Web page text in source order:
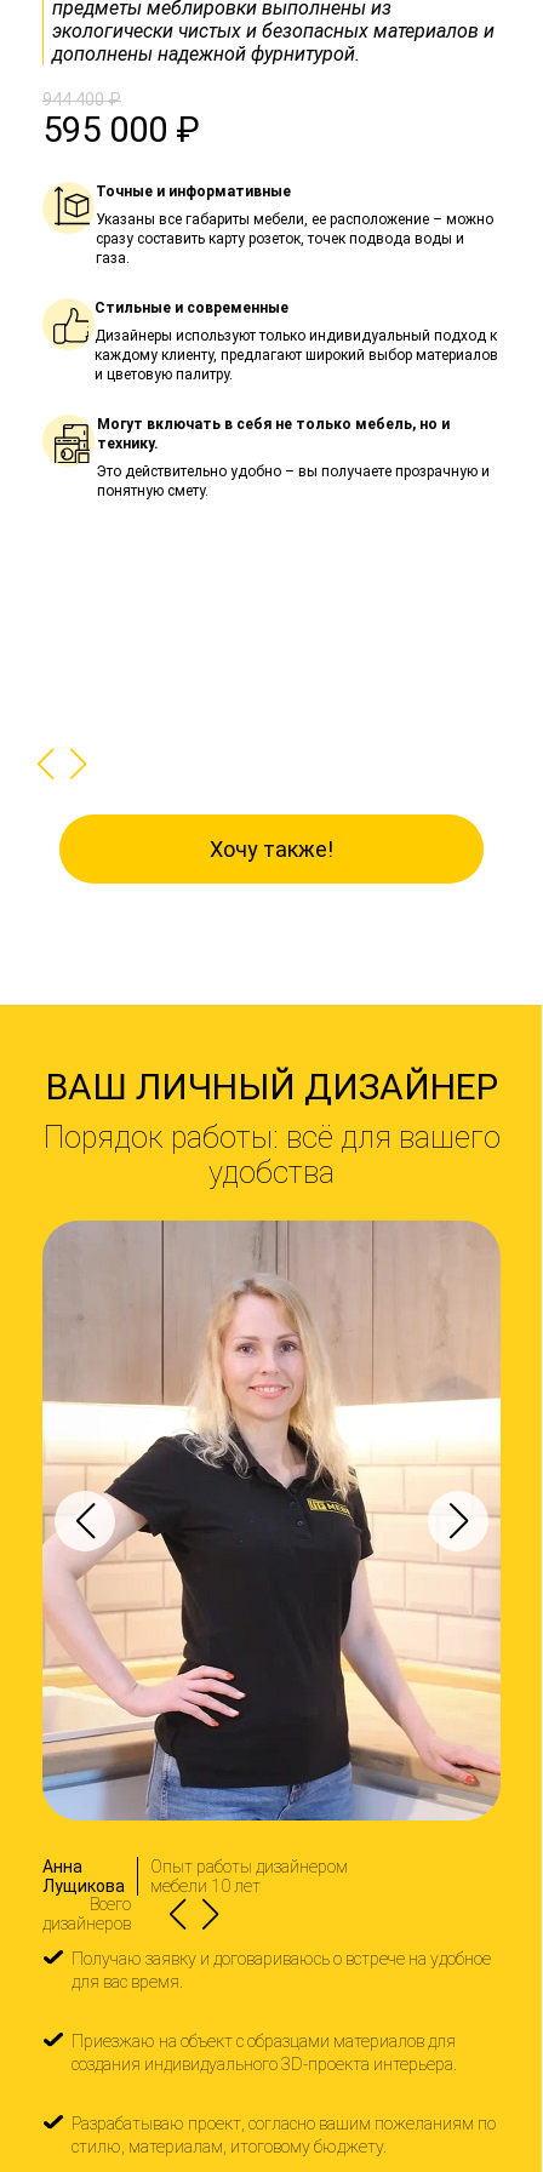
предметы меблировки выполнены из
экологически чистых и безопасных материалов и
дополнены надежной фурнитурой.
944 400 ₽
595 000 ₽
Точные и информативные
Указаны все габариты мебели, ее расположение – можно
сразу составить карту розеток, точек подвода воды и
газа.
Стильные и современные
Дизайнеры используют только индивидуальный подход к
каждому клиенту, предлагают широкий выбор материалов
и цветовую палитру.
Могут включать в себя не только мебель, но и
технику.
Это действительно удобно – вы получаете прозрачную и
понятную смету.
Хочу также!
ВАШ ЛИЧНЫЙ ДИЗАЙНЕР
Порядок работы: всё для вашего
удобства
Анна
Лущикова
Опыт работы дизайнером
мебели 10 лет
Получаю заявку и договариваюсь о встрече на удобное
для вас время.
Приезжаю на объект с образцами материалов для
создания индивидуального 3D-проекта интерьера.
Разрабатываю проект, согласно вашим пожеланиям по
стилю, материалам, итоговому бюджету.
Всего
дизайнеров